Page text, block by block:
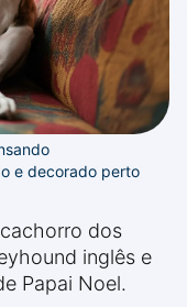
e decorado perto
dos
inglês e
Papai Noel.